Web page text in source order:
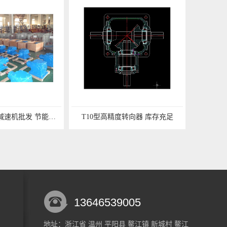
浙江新诚T系列减速机批发 节能环保 T10型高精度转向器 库存充足
13646539005
地址：浙江省 温州 平阳县 鳌江镇 新城村 鳌江